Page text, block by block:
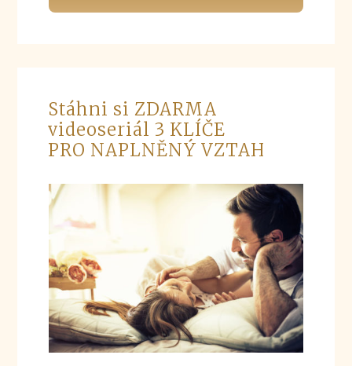
Stáhni si ZDARMA
videoseriál 3 KLÍČE
PRO NAPLNĚNÝ VZTAH